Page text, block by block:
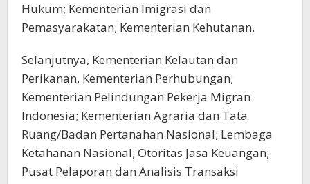
Hukum; Kementerian Imigrasi dan
Pemasyarakatan; Kementerian Kehutanan.
Selanjutnya, Kementerian Kelautan dan
Perikanan, Kementerian Perhubungan;
Kementerian Pelindungan Pekerja Migran
Indonesia; Kementerian Agraria dan Tata
Ruang/Badan Pertanahan Nasional; Lembaga
Ketahanan Nasional; Otoritas Jasa Keuangan;
Pusat Pelaporan dan Analisis Transaksi